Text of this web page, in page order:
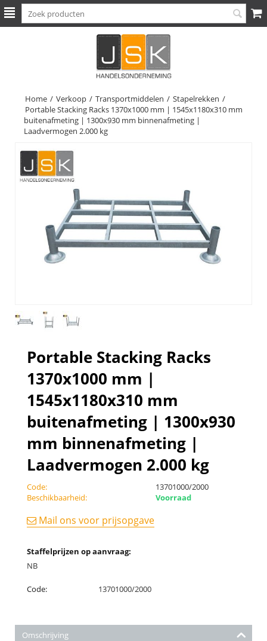
Home / Verkoop / Transportmiddelen / Stapelrekken /
Portable Stacking Racks 1370x1000 mm | 1545x1180x310 mm
buitenafmeting | 1300x930 mm binnenafmeting |
Laadvermogen 2.000 kg
Portable Stacking Racks
1370x1000 mm |
1545x1180x310 mm
buitenafmeting | 1300x930
mm binnenafmeting |
Laadvermogen 2.000 kg
Code:
13701000/2000
Beschikbaarheid:
Voorraad
Mail ons voor prijsopgave
Staffelprijzen op aanvraag:
NB
Code: 13701000/2000
Omschrijving